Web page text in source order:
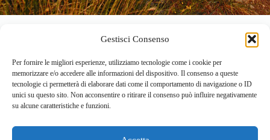
Gestisci Consenso
Per fornire le migliori esperienze, utilizziamo tecnologie come i cookie per
memorizzare e/o accedere alle informazioni del dispositivo. Il consenso a queste
tecnologie ci permetterà di elaborare dati come il comportamento di navigazione o ID
unici su questo sito. Non acconsentire o ritirare il consenso può influire negativamente
su alcune caratteristiche e funzioni.